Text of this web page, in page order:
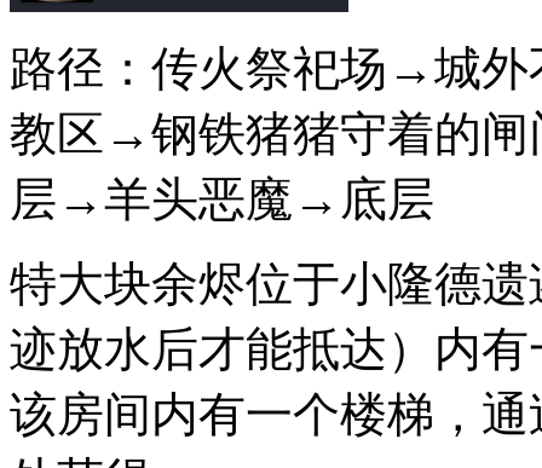
路径：传火祭祀场→城
教区→钢铁猪猪守着的
层→羊头恶魔→底层
特大块余烬位于小隆德
迹放水后才能抵达）内
该房间内有一个楼梯，